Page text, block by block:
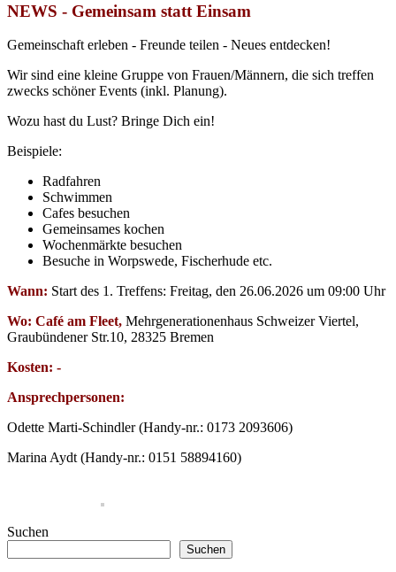
NEWS - Gemeinsam statt Einsam
Gemeinschaft erleben - Freunde teilen - Neues entdecken!
Wir sind eine kleine Gruppe von Frauen/Männern, die sich treffen
zwecks schöner Events (inkl. Planung).
Wozu hast du Lust? Bringe Dich ein!
Beispiele:
Radfahren
Schwimmen
Cafes besuchen
Gemeinsames kochen
Wochenmärkte besuchen
Besuche in Worpswede, Fischerhude etc.
Wann: Start des 1. Treffens: Freitag, den 26.06.2026 um 09:00 Uhr
Wo: Café am Fleet, Mehrgenerationenhaus Schweizer Viertel,
Graubündener Str.10, 28325 Bremen
Kosten: -
Ansprechpersonen:
Odette Marti-Schindler (Handy-nr.: 0173 2093606)
Marina Aydt (Handy-nr.: 0151 58894160)
Suchen
Suchen